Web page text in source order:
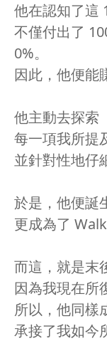
他在認知了這
不僅付出了
0%。
因此，他便能
他主動去探索
每一項我所提
並針對性地仔
於是，他便誕
更成為了
而這，就是末
因為我現在所
所以，他同樣
承接了我如今